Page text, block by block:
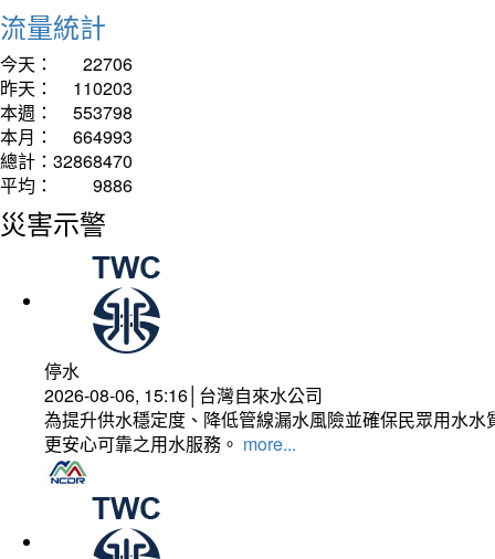
流量統計
今天：
22706
昨天：
110203
本週：
553798
本月：
664993
總計： 32868470
平均：
9886
災害示警
停水
2026-08-06, 15:16│台灣自來水公司
為提升供水穩定度、降低管線漏水風險並確保民眾用水
更安心可靠之用水服務。 more...